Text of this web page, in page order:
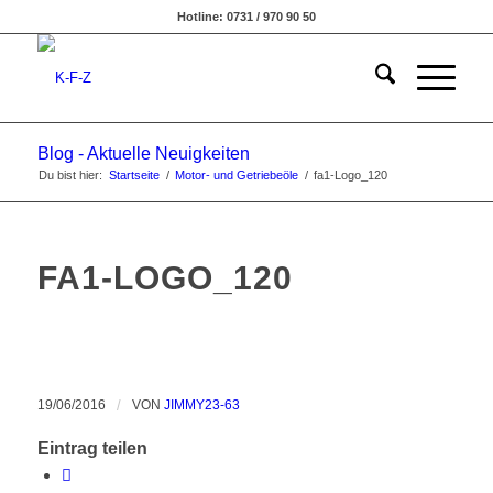
Hotline: 0731 / 970 90 50
Blog - Aktuelle Neuigkeiten
Du bist hier: Startseite / Motor- und Getriebeöle / fa1-Logo_120
FA1-LOGO_120
19/06/2016 / VON JIMMY23-63
Eintrag teilen